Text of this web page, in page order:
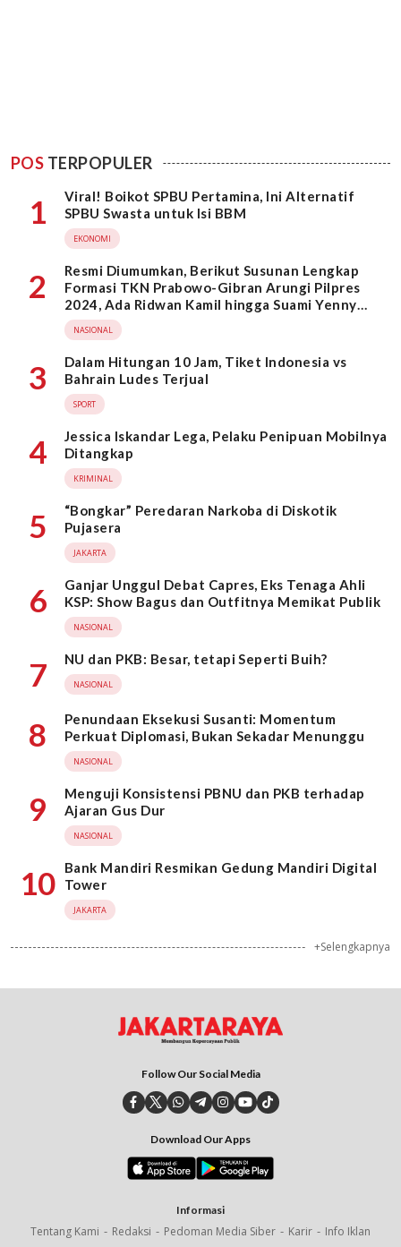
POS TERPOPULER
1
Viral! Boikot SPBU Pertamina, Ini Alternatif
SPBU Swasta untuk Isi BBM
EKONOMI
2
Resmi Diumumkan, Berikut Susunan Lengkap
Formasi TKN Prabowo-Gibran Arungi Pilpres
2024, Ada Ridwan Kamil hingga Suami Yenny
Wahid
NASIONAL
3
Dalam Hitungan 10 Jam, Tiket Indonesia vs
Bahrain Ludes Terjual
SPORT
4
Jessica Iskandar Lega, Pelaku Penipuan Mobilnya
Ditangkap
KRIMINAL
5
“Bongkar” Peredaran Narkoba di Diskotik
Pujasera
JAKARTA
6
Ganjar Unggul Debat Capres, Eks Tenaga Ahli
KSP: Show Bagus dan Outfitnya Memikat Publik
NASIONAL
7 NU dan PKB: Besar, tetapi Seperti Buih?
NASIONAL
8
Penundaan Eksekusi Susanti: Momentum
Perkuat Diplomasi, Bukan Sekadar Menunggu
NASIONAL
9
Menguji Konsistensi PBNU dan PKB terhadap
Ajaran Gus Dur
NASIONAL
10
Bank Mandiri Resmikan Gedung Mandiri Digital
Tower
JAKARTA
+Selengkapnya
Follow Our Social Media
Download Our Apps
Informasi
Tentang Kami Redaksi Pedoman Media Siber Karir Info Iklan